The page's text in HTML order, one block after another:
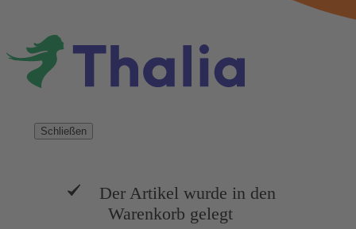
Schließen
Der Artikel wurde in den
Warenkorb gelegt